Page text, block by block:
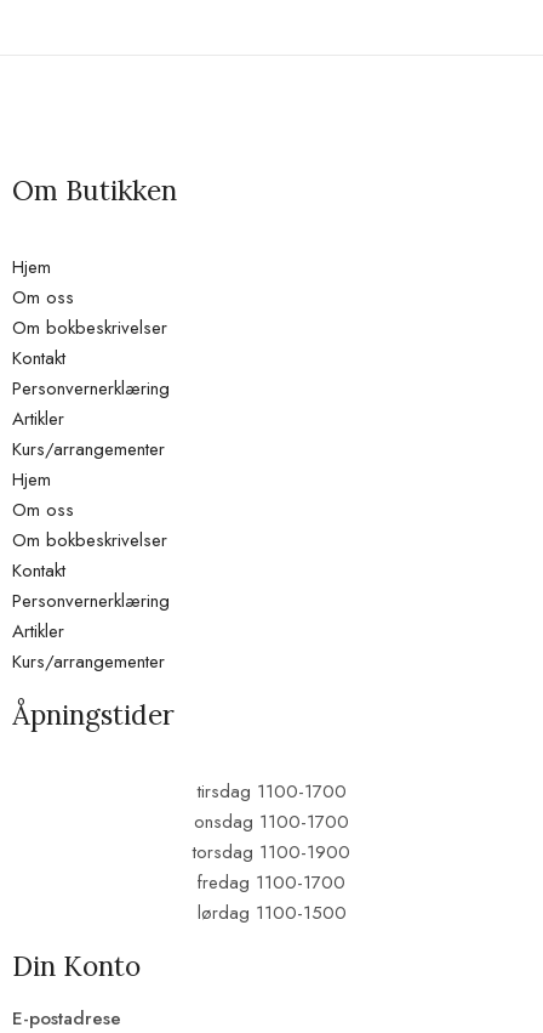
Om Butikken
Hjem
Om oss
Om bokbeskrivelser
Kontakt
Personvernerklæring
Artikler
Kurs/arrangementer
Hjem
Om oss
Om bokbeskrivelser
Kontakt
Personvernerklæring
Artikler
Kurs/arrangementer
Åpningstider
tirsdag 1100-1700
onsdag 1100-1700
torsdag 1100-1900
fredag 1100-1700
lørdag 1100-1500
Din Konto
E-postadrese​